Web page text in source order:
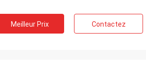
Meilleur Prix Contactez